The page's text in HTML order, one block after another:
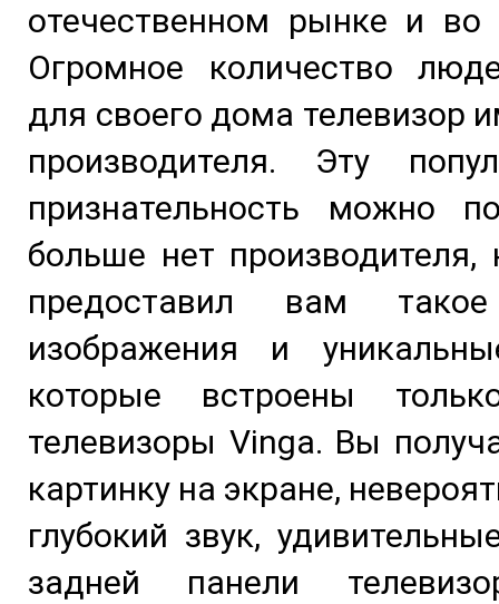
отечественном рынке и
Огромное количество
для своего дома телевизор
производителя. Эту
признательность можно
больше нет
предоставил вам
изображения и
которые встроены
телевизоры Vinga. Вы
картинку на экране,
глубокий звук,
задней панели